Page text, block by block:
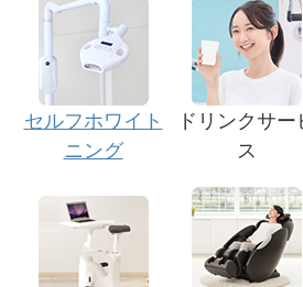
セルフホワイト
ニング
ドリンクサー
ス